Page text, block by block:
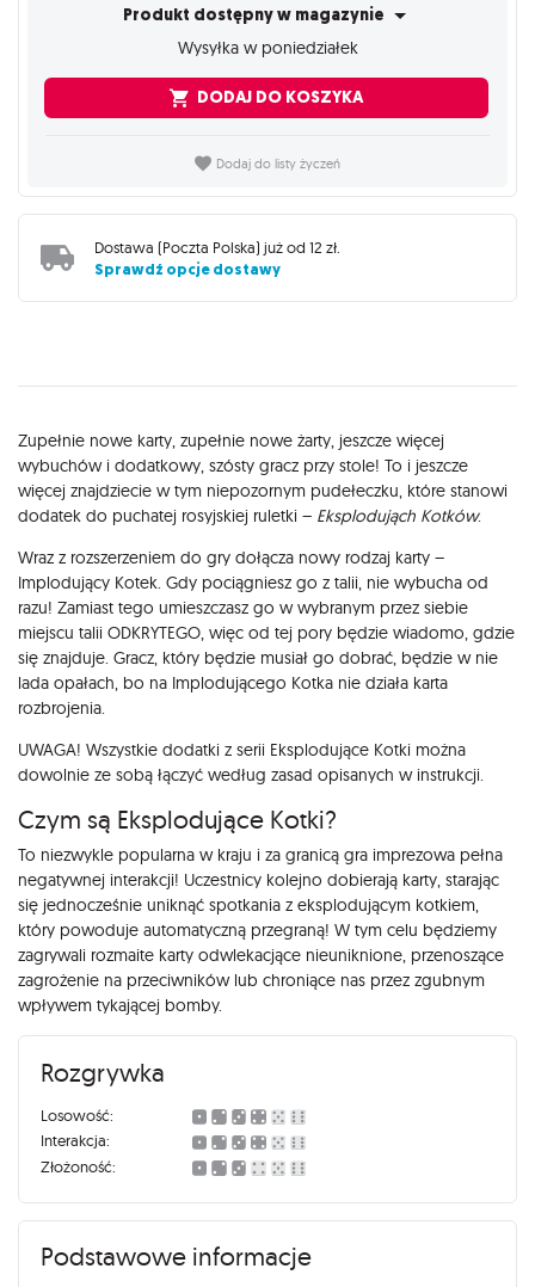
Produkt dostępny w magazynie
Wysyłka w poniedziałek
DODAJ DO KOSZYKA
Dodaj do listy życzeń
Dostawa (Poczta Polska) już od 12 zł
Sprawdź opcje dostawy
Opis
Zupełnie nowe karty, zupełnie nowe żarty, jeszcze więcej
wybuchów i dodatkowy, szósty gracz przy stole! To i jeszcze
więcej znajdziecie w tym niepozornym pudełeczku, które stanowi
dodatek do puchatej rosyjskiej ruletki – Eksplodująch Kotków.
Wraz z rozszerzeniem do gry dołącza nowy rodzaj karty –
Implodujący Kotek. Gdy pociągniesz go z talii, nie wybucha od
razu! Zamiast tego umieszczasz go w wybranym przez siebie
miejscu talii ODKRYTEGO, więc od tej pory będzie wiadomo, gdzie
się znajduje. Gracz, który będzie musiał go dobrać, będzie w nie
lada opałach, bo na Implodującego Kotka nie działa karta
rozbrojenia.
UWAGA! Wszystkie dodatki z serii Eksplodujące Kotki można
dowolnie ze sobą łączyć według zasad opisanych w instrukcji.
Czym są Eksplodujące Kotki?
To niezwykle popularna w kraju i za granicą gra imprezowa pełna
negatywnej interakcji! Uczestnicy kolejno dobierają karty, starając
się jednocześnie uniknąć spotkania z eksplodującym kotkiem,
który powoduje automatyczną przegraną! W tym celu będziemy
zagrywali rozmaite karty odwlekacjące nieuniknione, przenoszące
zagrożenie na przeciwników lub chroniące nas przez zgubnym
wpływem tykającej bomby.
Rozgrywka
Losowość:
Interakcja:
Złożoność:
Podstawowe informacje